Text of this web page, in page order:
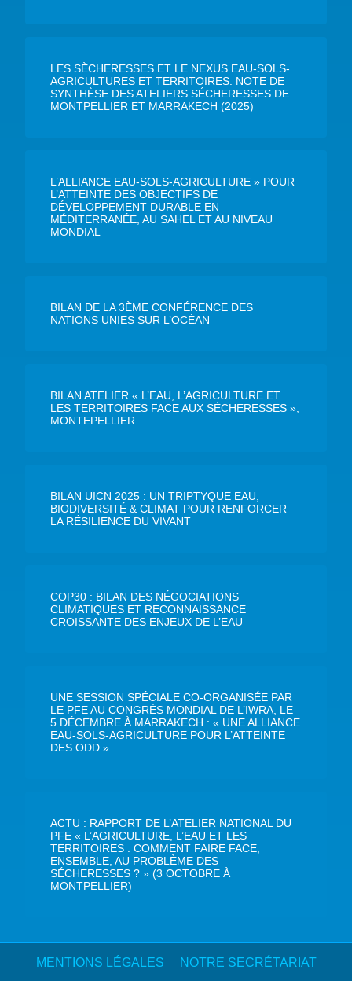
LES SÈCHERESSES ET LE NEXUS EAU-SOLS-
AGRICULTURES ET TERRITOIRES. NOTE DE
SYNTHÈSE DES ATELIERS SÉCHERESSES DE
MONTPELLIER ET MARRAKECH (2025)
L’ALLIANCE EAU-SOLS-AGRICULTURE » POUR
L’ATTEINTE DES OBJECTIFS DE
DÉVELOPPEMENT DURABLE EN
MÉDITERRANÉE, AU SAHEL ET AU NIVEAU
MONDIAL
BILAN DE LA 3ÈME CONFÉRENCE DES
NATIONS UNIES SUR L’OCÉAN
BILAN ATELIER « L’EAU, L’AGRICULTURE ET
LES TERRITOIRES FACE AUX SÈCHERESSES »,
MONTEPELLIER
BILAN UICN 2025 : UN TRIPTYQUE EAU,
BIODIVERSITÉ & CLIMAT POUR RENFORCER
LA RÉSILIENCE DU VIVANT
COP30 : BILAN DES NÉGOCIATIONS
CLIMATIQUES ET RECONNAISSANCE
CROISSANTE DES ENJEUX DE L’EAU
UNE SESSION SPÉCIALE CO-ORGANISÉE PAR
LE PFE AU CONGRÈS MONDIAL DE L’IWRA, LE
5 DÉCEMBRE À MARRAKECH : « UNE ALLIANCE
EAU-SOLS-AGRICULTURE POUR L’ATTEINTE
DES ODD »
ACTU : RAPPORT DE L’ATELIER NATIONAL DU
PFE « L’AGRICULTURE, L’EAU ET LES
TERRITOIRES : COMMENT FAIRE FACE,
ENSEMBLE, AU PROBLÈME DES
SÉCHERESSES ? » (3 OCTOBRE À
MONTPELLIER)
MENTIONS LÉGALES NOTRE SECRÉTARIAT